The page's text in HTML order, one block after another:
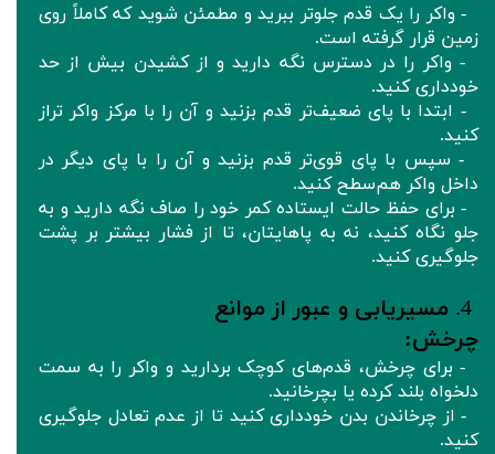
- واکر را یک قدم جلوتر ببرید و مطمئن شوید که کاملاً روی
زمین قرار گرفته است.
- واکر را در دسترس نگه دارید و از کشیدن بیش از حد
خودداری کنید.
- ابتدا با پای ضعیف‌تر قدم بزنید و آن را با مرکز واکر تراز
کنید.
- سپس با پای قوی‌تر قدم بزنید و آن را با پای دیگر در
داخل واکر هم‌سطح کنید.
- برای حفظ حالت ایستاده کمر خود را صاف نگه دارید و به
جلو نگاه کنید، نه به پاهایتان، تا از فشار بیشتر بر پشت
جلوگیری کنید.
مسیریابی و عبور از موانع
چرخش:
- برای چرخش، قدم‌های کوچک بردارید و واکر را به سمت
دلخواه بلند کرده یا بچرخانید.
- از چرخاندن بدن خودداری کنید تا از عدم تعادل جلوگیری
کنید.